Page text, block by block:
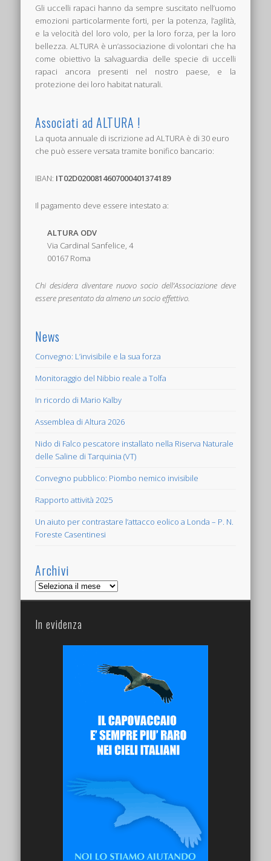
Gli uccelli rapaci hanno da sempre suscitato nell’uomo
emozioni particolarmente forti, per la potenza, l’agilità,
e la velocità del loro volo, per la loro forza, per la loro
bellezza. ALTURA è un’associazione di volontari che ha
come obiettivo la salvaguardia delle specie di uccelli
rapaci ancora presenti nel nostro paese, e la
protezione dei loro habitat naturali.
Associati ad ALTURA !
La quota annuale di iscrizione ad ALTURA è di 30 euro
che può essere versata tramite bonifico bancario:
IBAN: IT02D0200814607000401374189
Il pagamento deve essere intestato a:
ALTURA ODV
Via Cardinal Sanfelice, 4
00167 Roma
Chi desidera diventare nuovo socio dell’Associazione deve
essere presentato da almeno un socio effettivo.
News
Convegno: L’invisibile e la sua forza
Monitoraggio del Nibbio reale a Tolfa
In ricordo di Mario Kalby
Assemblea di Altura 2026
Nido di Falco pescatore installato nella Riserva Naturale
delle Saline di Tarquinia (VT)
Convegno pubblico: Piombo nemico invisibile
Rapporto attività 2025
Un aiuto per contrastare l’attacco eolico a Londa – P. N.
Foreste Casentinesi
Archivi
Archivi
In evidenza